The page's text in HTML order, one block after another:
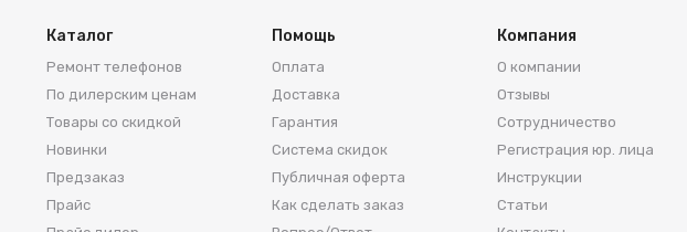
Каталог
Ремонт телефонов
По дилерским ценам
Товары со скидкой
Новинки
Предзаказ
Прайс
Помощь
Оплата
Доставка
Гарантия
Система скидок
Публичная оферта
Как сделать заказ
Компания
О компании
Отзывы
Сотрудничество
Регистрация юр. лица
Инструкции
Статьи